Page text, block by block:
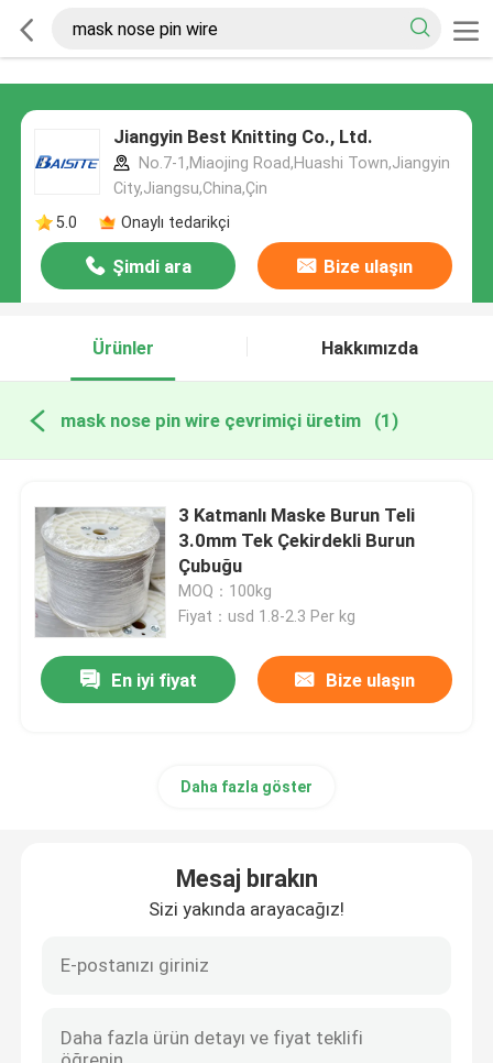
Jiangyin Best Knitting Co., Ltd.
No.7-1,Miaojing Road,Huashi Town,Jiangyin
City,Jiangsu,China,Çin
5.0
Onaylı tedarikçi
Şimdi ara Bize ulaşın
Ürünler Hakkımızda
mask nose pin wire çevrimiçi üretim (1)
3 Katmanlı Maske Burun Teli
3.0mm Tek Çekirdekli Burun
Çubuğu
MOQ：100kg
Fiyat：usd 1.8-2.3 Per kg
En iyi fiyat Bize ulaşın
Daha fazla göster
Mesaj bırakın
Sizi yakında arayacağız!